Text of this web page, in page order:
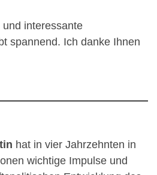
interessante
spannend. Ich danke Ihnen
hat in vier Jahrzehnten in
wichtige Impulse und